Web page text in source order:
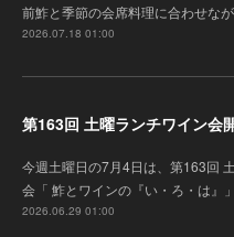
前鮓と季節の会席料理に合わせな
2026.07.18 01:00
今週土曜日の7月4日は、第163回
会「 鮓とワインの『い・ろ・は』
2026.06.29 01:00